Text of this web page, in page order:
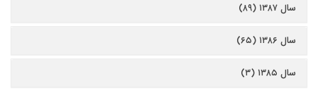
سال ۱۳۸۷ (۸۹)
سال ۱۳۸۶ (۶۵)
سال ۱۳۸۵ (۳)